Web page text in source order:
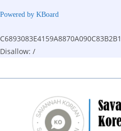
Powered by KBoard
Disallow: /
to